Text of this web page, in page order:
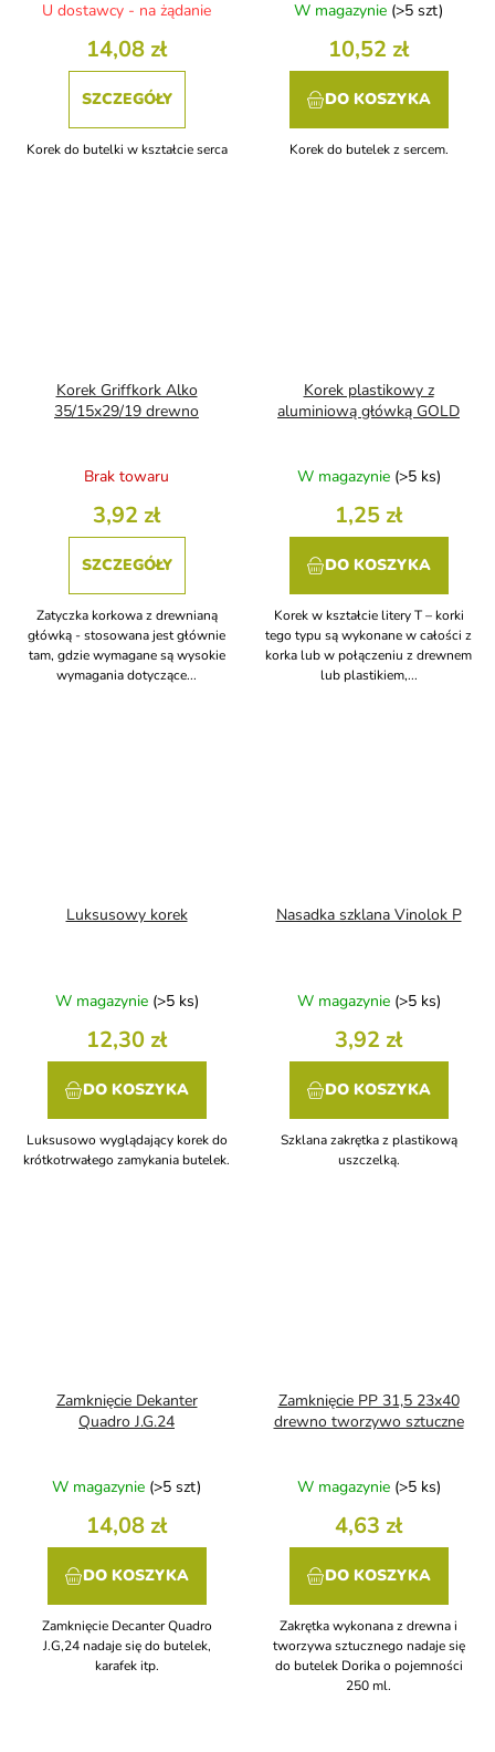
U dostawcy - na żądanie
14,08 zł
SZCZEGÓŁY
Korek do butelki w kształcie serca
W magazynie (>5 szt)
10,52 zł
DO KOSZYKA
Korek do butelek z sercem.
Korek Griffkork Alko
35/15x29/19 drewno
Brak towaru
3,92 zł
SZCZEGÓŁY
Zatyczka korkowa z drewnianą
główką - stosowana jest głównie
tam, gdzie wymagane są wysokie
wymagania dotyczące...
Korek plastikowy z
aluminiową główką GOLD
W magazynie (>5 ks)
1,25 zł
DO KOSZYKA
Korek w kształcie litery T – korki
tego typu są wykonane w całości z
korka lub w połączeniu z drewnem
lub plastikiem,...
Luksusowy korek
W magazynie (>5 ks)
12,30 zł
DO KOSZYKA
Luksusowo wyglądający korek do
krótkotrwałego zamykania butelek.
Nasadka szklana Vinolok P
W magazynie (>5 ks)
3,92 zł
DO KOSZYKA
Szklana zakrętka z plastikową
uszczelką.
Zamknięcie Dekanter
Quadro J.G.24
W magazynie (>5 szt)
14,08 zł
DO KOSZYKA
Zamknięcie Decanter Quadro
J.G,24 nadaje się do butelek,
karafek itp.
Zamknięcie PP 31,5 23x40
drewno tworzywo sztuczne
W magazynie (>5 ks)
4,63 zł
DO KOSZYKA
Zakrętka wykonana z drewna i
tworzywa sztucznego nadaje się
do butelek Dorika o pojemności
250 ml.